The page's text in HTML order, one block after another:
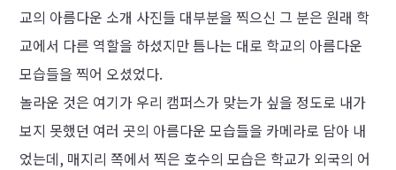
교의 아름다운 소개 사진들 대부분을 찍으신 그 분은 원래 학
교에서 다른 역할을 하셨지만 틈나는 대로 학교의 아름다운
모습들을 찍어 오셨었다.
놀라운 것은 여기가 우리 캠퍼스가 맞는가 싶을 정도로 내가
보지 못했던 여러 곳의 아름다운 모습들을 카메라로 담아 내
었는데, 매지리 쪽에서 찍은 호수의 모습은 학교가 외국의 어